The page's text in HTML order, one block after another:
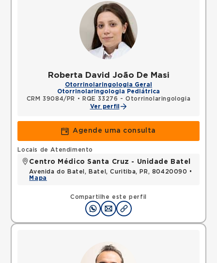
Roberta David João De Masi
Otorrinolaringologia Geral
Otorrinolaringologia Pediátrica
CRM 39084/PR
•
RQE 33276 - Otorrinolaringologia
Ver perfil
Agende uma consulta
Compartilhe este perfil
Locais de Atendimento
Centro Médico Santa Cruz - Unidade Batel
Avenida do Batel, Batel, Curitiba, PR, 80420090 •
Mapa